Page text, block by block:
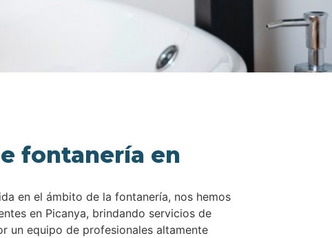
fontanería en
en el ámbito de la fontanería, nos hemos
en Picanya, brindando servicios de
un equipo de profesionales altamente